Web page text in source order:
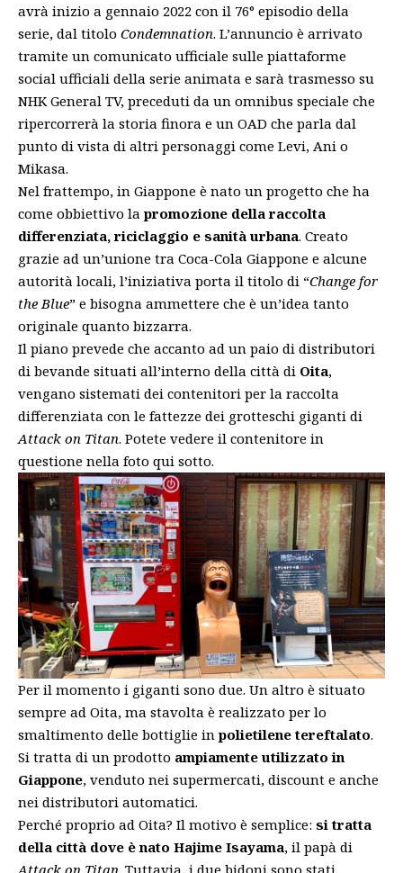
avrà inizio a gennaio 2022 con il 76° episodio della
serie, dal titolo Condemnation. L’annuncio è arrivato
tramite un comunicato ufficiale sulle piattaforme
social ufficiali della serie animata e sarà trasmesso su
NHK General TV, preceduti da un omnibus speciale che
ripercorrerà la storia finora e un OAD che parla dal
punto di vista di altri personaggi come Levi, Ani o
Mikasa.
Nel frattempo, in Giappone è nato un progetto che ha
come obbiettivo lapromozione della raccolta
differenziata, riciclaggio e sanità urbana. Creato
grazie ad un’unione tra Coca-Cola Giappone e alcune
autorità locali, l’iniziativa porta il titolo di “Change for
the Blue” e bisogna ammettere che è un’idea tanto
originale quanto bizzarra.
Il piano prevede che accanto ad un paio di distributori
di bevande situati all’interno della città di Oita,
vengano sistemati dei contenitori per la raccolta
differenziata con le fattezze dei grotteschi giganti di
Attack on Titan. Potete vedere il contenitore in
questione nella foto qui sotto.
Per il momento i giganti sono due. Un altro è situato
sempre ad Oita, ma stavolta è realizzato per lo
smaltimento delle bottiglie inpolietilene tereftalato.
Si tratta di un prodotto ampiamente utilizzato in
Giappone, venduto nei supermercati, discount e anche
nei distributori automatici.
Perché proprio ad Oita? Il motivo è semplice: si tratta
della città dove è nato Hajime Isayama, il papà di